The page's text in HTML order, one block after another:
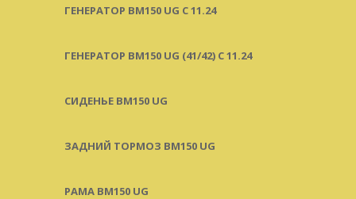
ГЕНЕРАТОР BM150 UG С 11.24
ГЕНЕРАТОР BM150 UG (41/42) С 11.24
СИДЕНЬЕ BM150 UG
ЗАДНИЙ ТОРМОЗ BM150 UG
РАМА BM150 UG